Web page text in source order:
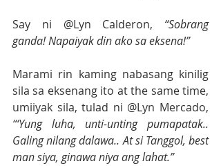
Say ni @Lyn Calderon, “Sobrang
ganda! Napaiyak din ako sa eksena!”
Marami rin kaming nabasang kinilig
sila sa eksenang ito at the same time,
“‘Yung luha, unti-unting pumapatak..
Galing nilang dalawa.. At si Tanggol, best
man siya, ginawa niya ang lahat.”